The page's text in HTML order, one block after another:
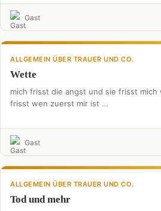
Gast
ALLGEMEIN ÜBER TRAUER UND CO.
Wette
mich frisst die angst und sie frisst
frisst wen zuerst mir ist …
Gast
ALLGEMEIN ÜBER TRAUER UND CO.
Tod und mehr